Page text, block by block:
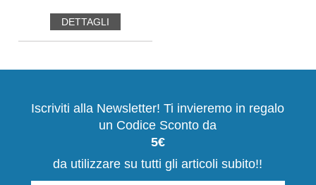
DETTAGLI
Iscriviti alla Newsletter! Ti invieremo in regalo
un Codice Sconto da
5€
da utilizzare su tutti gli articoli subito!!